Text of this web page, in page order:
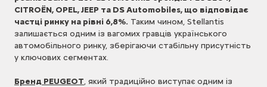
CITROËN, OPEL, JEEP та DS Automobiles, що відповідає
частці ринку на рівні 6,8%. Таким чином, Stellantis
залишається одним із вагомих гравців українського
автомобільного ринку, зберігаючи стабільну присутність
у ключових сегментах.
Бренд PEUGEOT, який традиційно виступає одним із